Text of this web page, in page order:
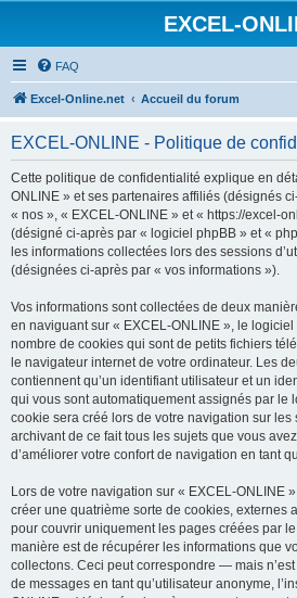
EXCEL-
FAQ
Excel-Online.net Accueil du forum
EXCEL-ONLINE - Politique de
Cette politique de confidentialité explique en
ONLINE » et ses partenaires affiliés (désignés
« nos », « EXCEL-ONLINE » et « https://excel-
(désigné ci-après par « logiciel phpBB » et «
les informations collectées lors des sessions
(désignées ci-après par « vos informations »).
Vos informations sont collectées de deux
en naviguant sur « EXCEL-ONLINE », le
nombre de cookies qui sont de petits fichiers
le navigateur internet de votre ordinateur. Les
contiennent qu’un identifiant utilisateur et un
qui vous sont automatiquement assignés par le
cookie sera créé lors de votre navigation sur les
archivant de ce fait tous les sujets que vous
d’améliorer votre confort de navigation en tant
Lors de votre navigation sur « EXCEL-ONLINE
créer une quatrième sorte de cookies, externes
pour couvrir uniquement les pages créées par
manière est de récupérer les informations que
collectons. Ceci peut correspondre — mais
de messages en tant qu’utilisateur anonyme,